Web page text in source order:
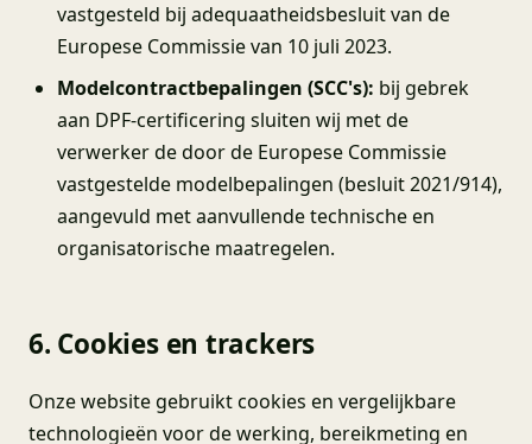
vastgesteld bij adequaatheidsbesluit van de
Europese Commissie van 10 juli 2023.
Modelcontractbepalingen (SCC's): bij gebrek
aan DPF-certificering sluiten wij met de
verwerker de door de Europese Commissie
vastgestelde modelbepalingen (besluit 2021/914),
aangevuld met aanvullende technische en
organisatorische maatregelen.
6. Cookies en trackers
Onze website gebruikt cookies en vergelijkbare
technologieën voor de werking, bereikmeting en